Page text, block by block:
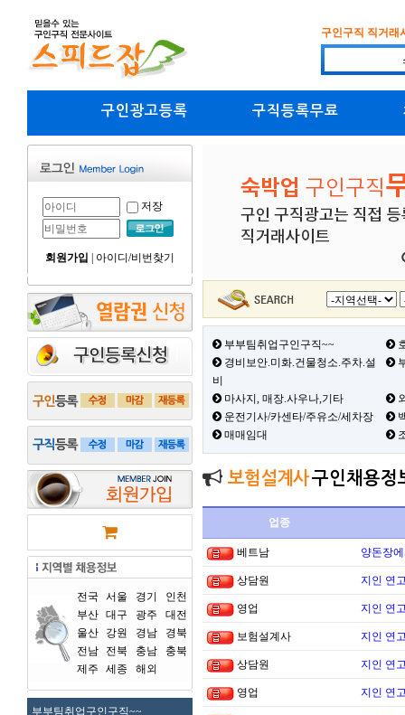
구인구직 직거래
구인광고등록 구직등록무료
저장
회원가입 아이디/비번찾기
전국 서울 경기
인천
부산 대구 광주
대전
울산
강원 경남
경북
전남
전북 충남
충북
제주
세종 해외
부부팀취업구인구직~~
부부팀취업구인구직~~
경비보안.미화.건물청소.주차.설
비
마사지, 매장.사우나,기타
운전기사/카센타/주유소/세차장
매매임대
보험설계사구인채용정
업종
베트남 양돈장
상담원 지인 연
영업 지인 연
보험설계사 지인 연
상담원 지인 연
영업 지인 연